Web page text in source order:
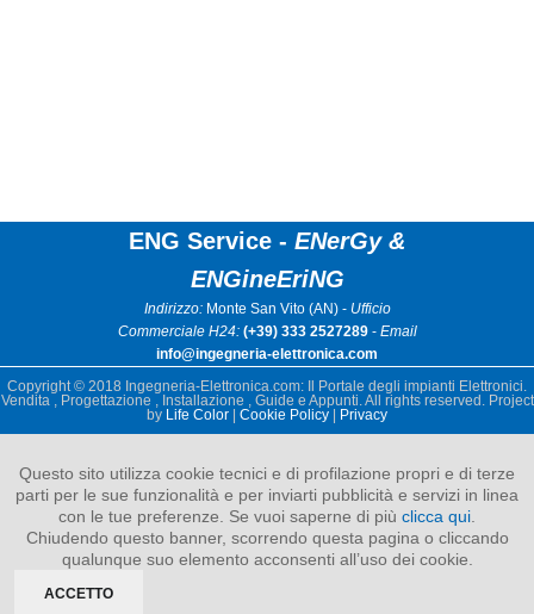
ENG Service - ENerGy &
ENGineEriNG
Indirizzo:Monte San Vito (AN) - Ufficio
Commerciale H24: (+39) 333 2527289- Email
info@ingegneria-elettronica.com
Copyright © 2018 Ingegneria-Elettronica.com: Il Portale degli impianti Elettronici.
Vendita , Progettazione , Installazione , Guide e Appunti. All rights reserved. Project
by Life Color Cookie Policy Privacy
Questo sito utilizza cookie tecnici e di profilazione propri e di terze
parti per le sue funzionalità e per inviarti pubblicità e servizi in linea
con le tue preferenze. Se vuoi saperne di più clicca qui
Chiudendo questo banner, scorrendo questa pagina o cliccando
qualunque suo elemento acconsenti all’uso dei cookie.
ACCETTO